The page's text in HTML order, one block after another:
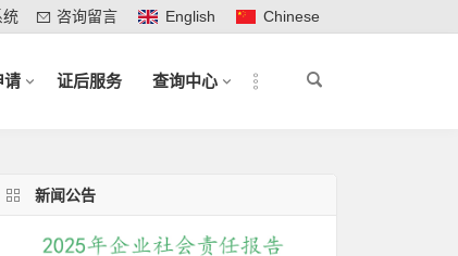
统 咨询留言 English Chinese
请 证后服务 查询中心
新闻公告